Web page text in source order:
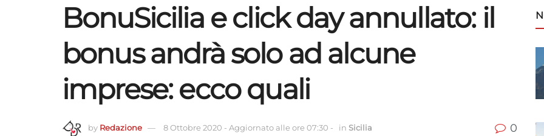
BonuSicilia e click day annullato: il
bonus andrà solo ad alcune
imprese: ecco quali
by Redazione 8 Ottobre 2020 - Aggiornato alle ore 07:30 - in Sicilia 0